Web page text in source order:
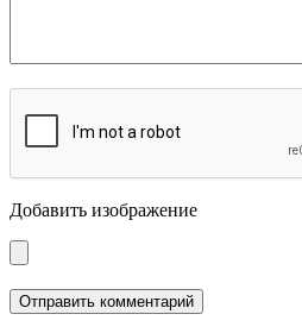
Добавить изображение